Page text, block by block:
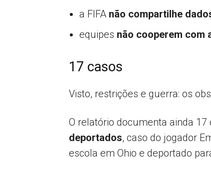
a FIFA não compartilhe
equipes não cooperem com
17 casos
Visto, restrições e guerra: os
O relatório documenta ainda
deportados, caso do jogador
escola em Ohio e deportado